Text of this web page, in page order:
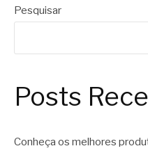
Pesquisar
Posts
Conheça os melhores